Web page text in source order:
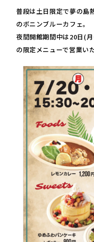
普段は土日限定で夢の島
のボニンブルーカフェ。
夜間開館期間中は20日(
の限定メニューで営業い